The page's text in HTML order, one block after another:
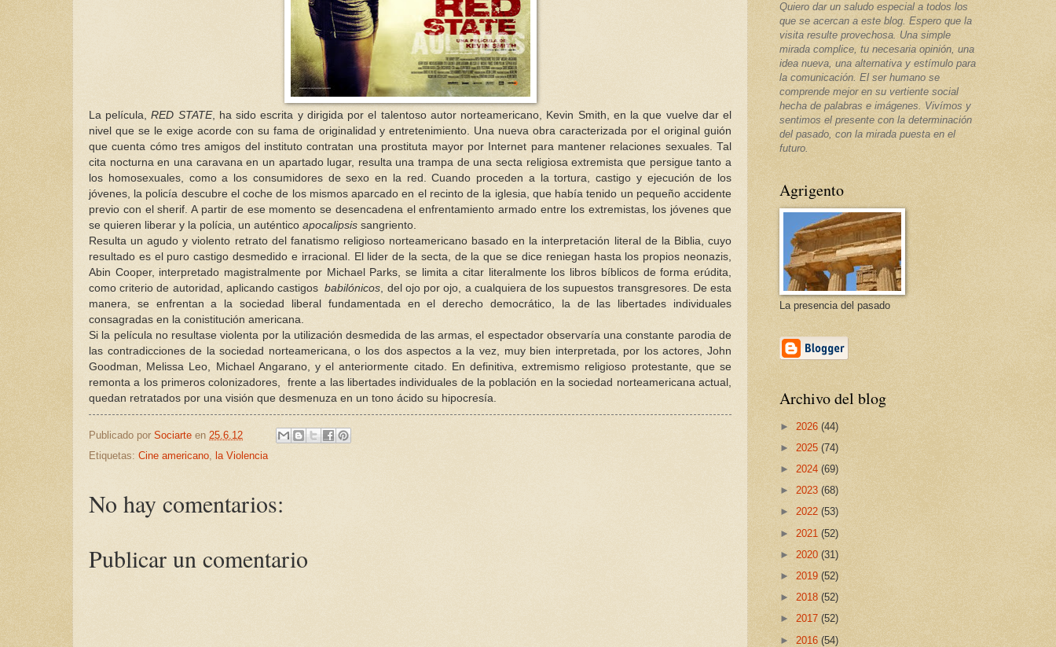
La película,RED STATE, ha sido escrita y dirigida por el talentoso autor norteamericano, Kevin Smith, en la que vuelve dar el
nivel que se le exige acorde con su fama de originalidad y entretenimiento. Una nueva obra caracterizada por el original guión
que cuenta cómo tres amigos del instituto contratan una prostituta mayor por Internet para mantener relaciones sexuales. Tal
cita nocturna en una caravana en un apartado lugar, resulta una trampa de una secta religiosa extremista que persigue tanto a
los homosexuales, como a los consumidores de sexo en la red. Cuando proceden a la tortura, castigo y ejecución de los
jóvenes, la policía descubre el coche de los mismos aparcado en el recinto de la iglesia, que había tenido un pequeño accidente
previo con el sherif. A partir de ese momento se desencadena el enfrentamiento armado entre los extremistas, los jóvenes que
se quieren liberar y la polícia, un auténtico apocalipsis sangriento.
Resulta un agudo y violento retrato del fanatismo religioso norteamericano basado en la interpretación literal de la Biblia, cuyo
resultado es el puro castigo desmedido e irracional. El lider de la secta, de la que se dice reniegan hasta los propios neonazis,
Abin Cooper, interpretado magistralmente por Michael Parks, se limita a citar literalmente los libros bíblicos de forma erúdita,
como criterio de autoridad, aplicando castigosbabilónicos , del ojo por ojo, a cualquiera de los supuestos transgresores. De esta
manera, se enfrentan a la sociedad liberal fundamentada en el derecho democrático, la de las libertades individuales
consagradas en la conistitución americana.
Si la película no resultase violenta por la utilización desmedida de las armas, el espectador observaría una constante parodia de
las contradicciones de la sociedad norteamericana, o los dos aspectos a la vez, muy bien interpretada, por los actores, John
Goodman, Melissa Leo, Michael Angarano, y el anteriormente citado. En definitiva, extremismo religioso protestante, que se
remonta a los primeros colonizadores, frente a las libertades individuales de la población en la sociedad norteamericana actual,
quedan retratados por una visión que desmenuza en un tono ácido su hipocresía.
Publicado por Sociarte en 25.6.12
Etiquetas: Cine americano, la Violencia
No hay comentarios:
Publicar un comentario
Quiero dar un saludo especial a todos los
que se acercan a este blog. Espero que la
visita resulte provechosa. Una simple
mirada complice, tu necesaria opinión, una
idea nueva, una alternativa y estímulo para
la comunicación. El ser humano se
comprende mejor en su vertiente social
hecha de palabras e imágenes. Vivímos y
sentimos el presente con la determinación
del pasado, con la mirada puesta en el
futuro.
Agrigento
La presencia del pasado
Archivo del blog
► 2026 (44)
► 2025 (74)
► 2024 (69)
► 2023 (68)
► 2022 (53)
► 2021 (52)
► 2020 (31)
► 2019 (52)
► 2018 (52)
► 2017 (52)
► 2016 (54)